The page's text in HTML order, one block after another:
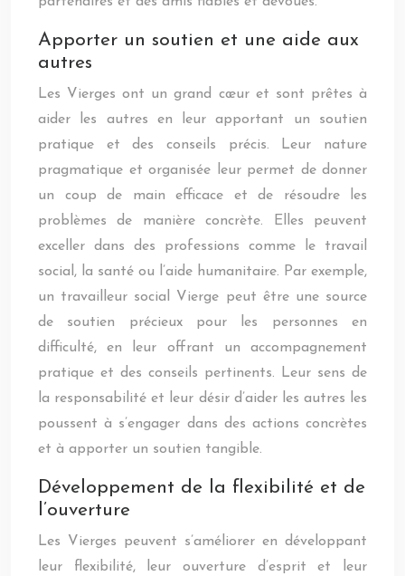
Apporter un soutien et une aide aux
autres
Les Vierges ont un grand cœur et sont prêtes à
aider les autres en leur apportant un soutien
pratique et des conseils précis. Leur nature
pragmatique et organisée leur permet de donner
un coup de main efficace et de résoudre les
problèmes de manière concrète. Elles peuvent
exceller dans des professions comme le travail
social, la santé ou l’aide humanitaire. Par exemple,
un travailleur social Vierge peut être une source
de soutien précieux pour les personnes en
difficulté, en leur offrant un accompagnement
pratique et des conseils pertinents. Leur sens de
la responsabilité et leur désir d’aider les autres les
poussent à s’engager dans des actions concrètes
et à apporter un soutien tangible.
Développement de la flexibilité et de
l’ouverture
Les Vierges peuvent s’améliorer en développant
leur flexibilité, leur ouverture d’esprit et leur